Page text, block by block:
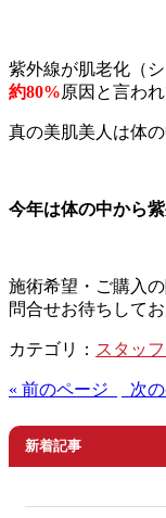
紫外線が肌老化（
約80%原因と言わ
真の美肌美人は体
今年は体の中から
施術希望・ご購入
問合せお待ちして
カテゴリ： スタッ
« 前のページ 次
新着記事